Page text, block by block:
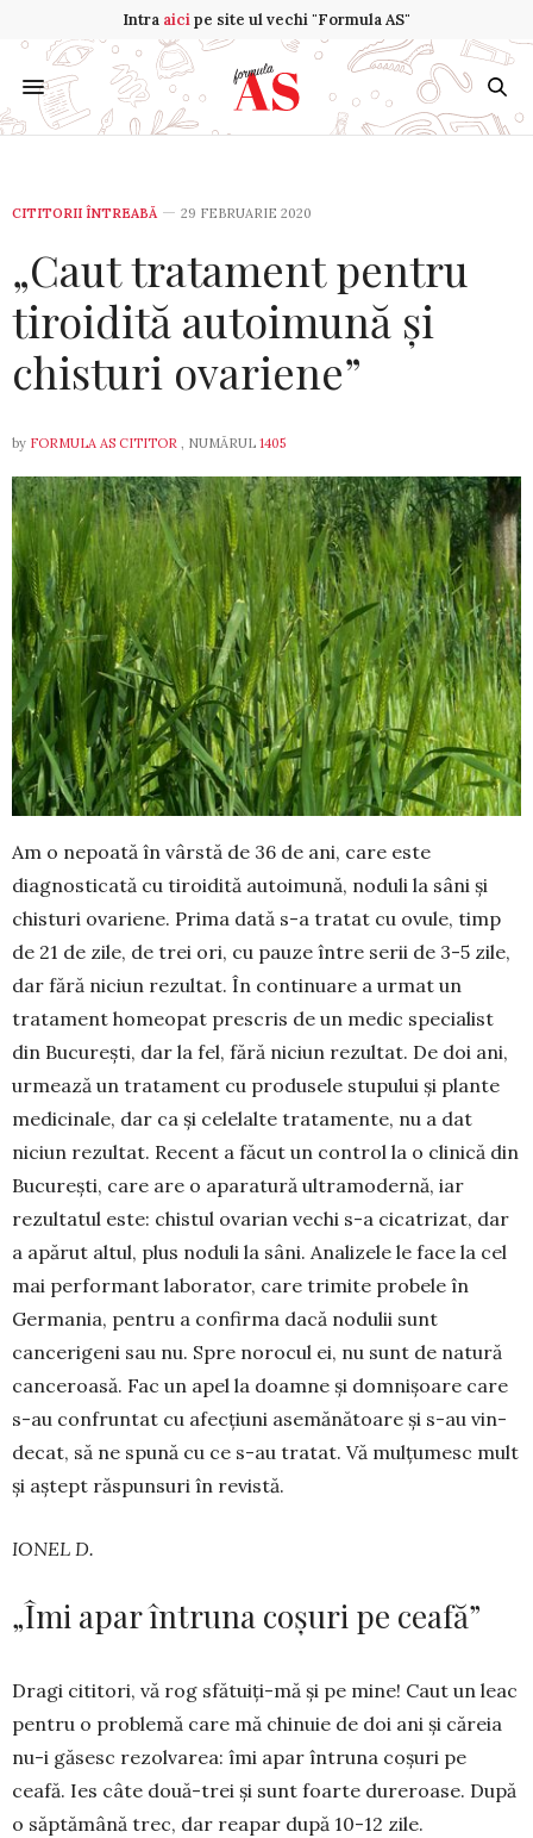
Intra aicipe site ul vechi "Formula AS"
CITITORII ÎNTREABĂ 29 FEBRUARIE 2020
„Caut tratament pentru
tiroidită autoimună și
chisturi ovariene”
by FORMULA AS CITITOR , NUMĂRUL 1405
Am o nepoată în vârstă de 36 de ani, care este
diagnosticată cu tiroidită autoimună, noduli la sâni și
chisturi ovariene. Prima dată s-a tratat cu ovule, timp
de 21 de zile, de trei ori, cu pauze între serii de 3-5 zile,
dar fără niciun rezultat. În continuare a urmat un
tratament homeopat pre­scris de un medic specialist
din București, dar la fel, fără niciun rezultat. De doi ani,
urmează un tratament cu produsele stupului și plante
medici­nale, dar ca și celelalte tratamente, nu a dat
niciun rezultat. Recent a făcut un control la o cli­nică din
București, care are o aparatură ultramo­dernă, iar
rezultatul este: chistul ovarian vechi s-a cicatri­zat, dar
a apărut altul, plus noduli la sâni. Anali­zele le face la cel
mai per­formant laborator, care trimite probele în
Germania, pentru a confirma dacă nodulii sunt
cancerigeni sau nu. Spre noro­cul ei, nu sunt de natură
canceroasă. Fac un apel la doamne și domni­șoare care
s-au confruntat cu afec­țiuni asemănă­toare și s-au vin­
de­cat, să ne spună cu ce s-au tratat. Vă mulțumesc mult
și aștept răspunsuri în revistă.
IONEL D.
„Îmi apar întruna coșuri pe ceafă”
Dragi cititori, vă rog sfătui­ți-mă și pe mine! Caut un leac
pen­tru o problemă care mă chinuie de doi ani și căreia
nu-i găsesc rezol­varea: îmi apar întruna coșuri pe
ceafă. Ies câte două-trei și sunt foarte dureroase. După
o săptă­mână trec, dar reapar după 10-12 zile.